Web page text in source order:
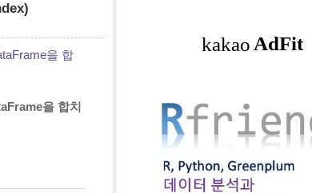
을 합
을 합치